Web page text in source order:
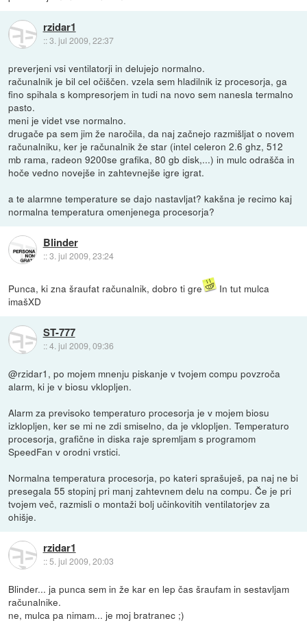
rzidar1
::3. jul 2009, 22:37
preverjeni vsi ventilatorji in delujejo normalno.
računalnik je bil cel očiščen. vzela sem hladilnik iz procesorja, ga
fino spihala s kompresorjem in tudi na novo sem nanesla termalno
pasto.
meni je videt vse normalno.
drugače pa sem jim že naročila, da naj začnejo razmišljat o novem
računalniku, ker je računalnik že star (intel celeron 2.6 ghz, 512
mb rama, radeon 9200se grafika, 80 gb disk,...) in mulc odrašča in
hoče vedno novejše in zahtevnejše igre igrat.
a te alarmne temperature se dajo nastavljat? kakšna je recimo kaj
normalna temperatura omenjenega procesorja?
Blinder
::3. jul 2009, 23:24
Punca, ki zna šraufat računalnik, dobro ti gre
In tut mulca
imašXD
ST-777
::4. jul 2009, 09:36
@rzidar1, po mojem mnenju piskanje v tvojem compu povzroča
alarm, ki je v biosu vklopljen.
Alarm za previsoko temperaturo procesorja je v mojem biosu
izklopljen, ker se mi ne zdi smiselno, da je vklopljen. Temperaturo
procesorja, grafične in diska raje spremljam s programom
SpeedFan v orodni vrstici.
Normalna temperatura procesorja, po kateri sprašuješ, pa naj ne bi
presegala 55 stopinj pri manj zahtevnem delu na compu. Če je pri
tvojem več, razmisli o montaži bolj učinkovitih ventilatorjev za
ohišje.
rzidar1
::5. jul 2009, 20:03
Blinder... ja punca sem in že kar en lep čas šraufam in sestavljam
računalnike.
ne, mulca pa nimam... je moj bratranec ;)